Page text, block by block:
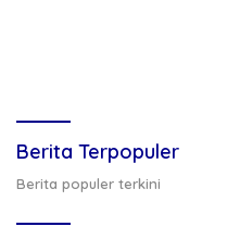
Berita Terpopuler
Berita populer terkini